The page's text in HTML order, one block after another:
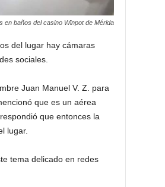
en baños del casino Winpot de Mérida
del lugar hay cámaras
sociales.
Juan Manuel V. Z. para
que es un aérea
que entonces la
lugar.
tema delicado en redes